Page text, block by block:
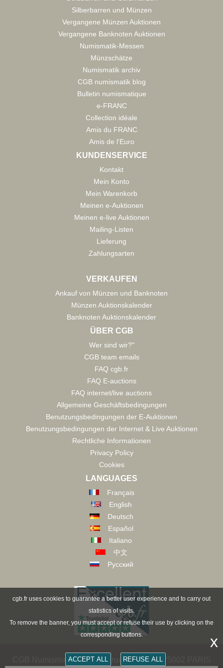
Silberbarren und Münzen
Vergangene Münzen Auktionen
Vergangene Banknoten Auktionen
Numismatik-Messen
Münzschätze
Numismatik archiv
CGB numismatik blog
Bulletin numismatique
e-FRANC
Collection idéale
Amis du FRANC
Amis de l'Euro
KUNDENSERVICE
Kontakt
Mein Konto
Mein Warenkorb
Meinen e-Auktionen
Meinen e-live Auktionen
Mailing-Listen
Lieferung
Zahlungsarten
VERKAUFEN
Ankauf von Münzen und Banknoten
Münzen Auktionskalender
Banknoten Auktionskalender
ÜBER CGB
Wer sind wir?"
CGB team emails
FAQ cgb.fr
FAQ E-auctions
FAQ internet/live auctions
Allgemeine Geschäftsbedingungen
Benutzungsbedingungen der E-Auktionen
Benutzungsbedingungen der Internet & Live Auktionen
Rechtliche Informationen
Privacy Policy
Cookies
LANGUAGES
Français
English
Deutsch
Español
Italiano
中文
Русский
CGB Numismatik Paris - 36 rue Vivienne - 75002 PARIS
cgb.fr uses cookies to guarantee a better user experience and to carry out
statistics of visits.
To remove the banner, you must accept or refuse their use by clicking on the
corresponding buttons.
ACCEPT ALL REFUSE ALL
x